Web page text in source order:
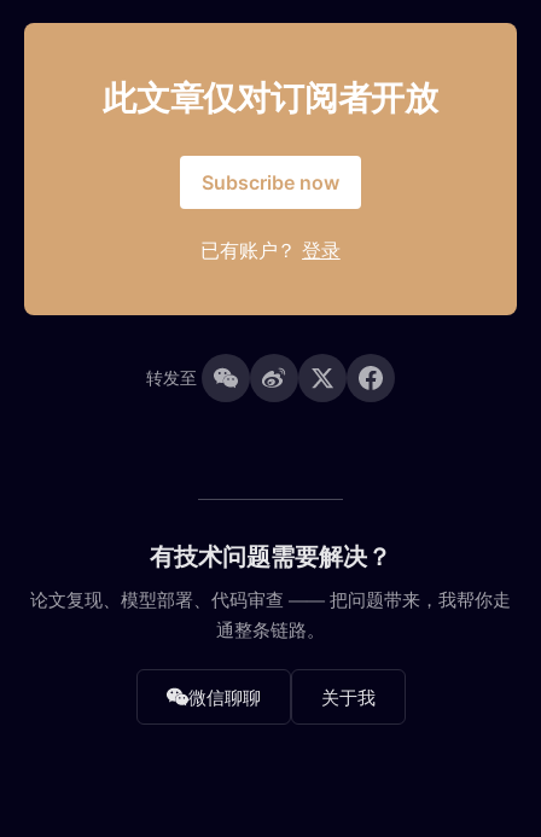
此文章仅对订阅者开放
Subscribe now
已有账户？登录
转发至
有技术问题需要解决？
论文复现、模型部署、代码审查 —— 把问题带来，我帮你走
通整条链路。
微信聊聊 关于我